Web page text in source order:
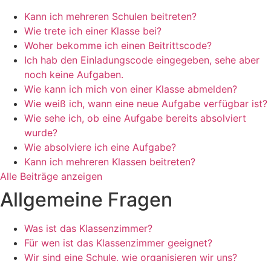
Kann ich mehreren Schulen beitreten?
Wie trete ich einer Klasse bei?
Woher bekomme ich einen Beitrittscode?
Ich hab den Einladungscode eingegeben, sehe aber
noch keine Aufgaben.
Wie kann ich mich von einer Klasse abmelden?
Wie weiß ich, wann eine neue Aufgabe verfügbar ist?
Wie sehe ich, ob eine Aufgabe bereits absolviert
wurde?
Wie absolviere ich eine Aufgabe?
Kann ich mehreren Klassen beitreten?
Alle Beiträge anzeigen
Allgemeine Fragen
Was ist das Klassenzimmer?
Für wen ist das Klassenzimmer geeignet?
Wir sind eine Schule, wie organisieren wir uns?